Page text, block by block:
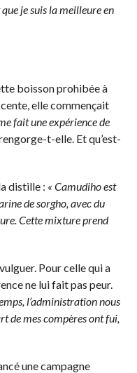
je suis la meilleure en
boisson prohibée à
elle commençait
fait une expérience de
t-elle. Et qu’est-
distille : « Camudiho est
de sorgho, avec du
Cette mixture prend
Pour celle qui a
ne lui fait pas peur.
l’administration nous
de mes compères ont fui,
une campagne